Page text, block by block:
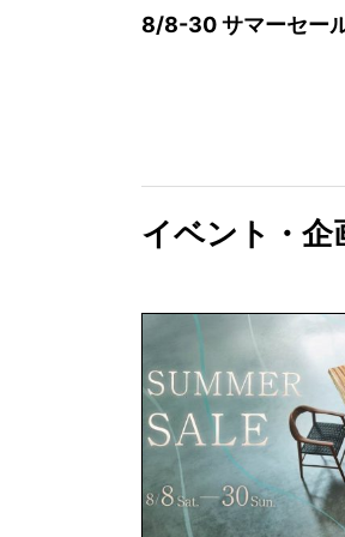
8/8-30 サマーセー
イベント・企